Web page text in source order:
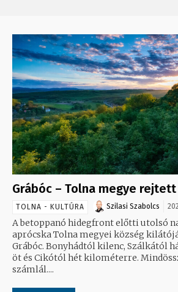
Grábóc – Tolna megye
TOLNA - KULTÚRA Szilasi Szabolcs
A betoppanó hidegfront előtti utolsó
aprócska Tolna megyei község
Grábóc. Bonyhádtól kilenc, Szálkától
öt és Cikótól hét kilométerre.
számlál....